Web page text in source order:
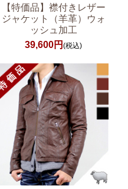
【特価品】襟付きレザー
ジャケット（羊革）ウォ
ッシュ加工
39,600円(税込)